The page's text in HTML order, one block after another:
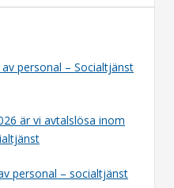
personal – Socialtjänst
är vi avtalslösa inom
personal – socialtjänst